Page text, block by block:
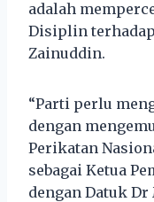
adalah
Disiplin
Zainuddin.
“Parti perlu
dengan
Perikatan
sebagai Ketua
dengan Datuk Dr